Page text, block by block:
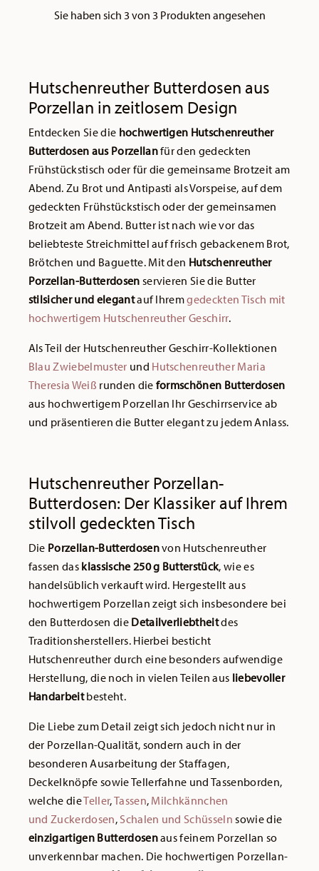
Sie haben sich 3 von 3 Produkten angesehen
Hutschenreuther Butterdosen aus
Porzellan in zeitlosem Design
Entdecken Sie die hochwertigen Hutschenreuther
Butterdosen aus Porzellanfür den gedeckten
Frühstückstisch oder für die gemeinsame Brotzeit am
Abend. Zu Brot und Antipasti als Vorspeise, auf dem
gedeckten Frühstückstisch oder der gemeinsamen
Brotzeit am Abend. Butter ist nach wie vor das
beliebteste Streichmittel auf frisch gebackenem Brot,
Brötchen und Baguette. Mit den Hutschenreuther
Porzellan-Butterdosen servieren Sie die Butter
stilsicher und elegantauf Ihremgedeckten Tisch mit
hochwertigem Hutschenreuther Geschirr.
Als Teil der Hutschenreuther Geschirr-Kollektionen
Blau Zwiebelmuster und Hutschenreuther Maria
Theresia Weiß runden die formschönen Butterdosen
aus hochwertigem Porzellan Ihr Geschirrservice ab
und präsentieren die Butter elegant zu jedem Anlass.
Hutschenreuther Porzellan-
Butterdosen: Der Klassiker auf Ihrem
stilvoll gedeckten Tisch
Die Porzellan-Butterdosenvon Hutschenreuther
fassen das klassische 250 g Butterstück, wie es
handelsüblich verkauft wird. Hergestellt aus
hochwertigem Porzellan zeigt sich insbesondere bei
den Butterdosen die Detailverliebtheitdes
Traditionsherstellers. Hierbei besticht
Hutschenreuther durch eine besonders aufwendige
Herstellung, die noch in vielen Teilen aus liebevoller
Handarbeitbesteht.
Die Liebe zum Detail zeigt sich jedoch nicht nur in
der Porzellan-Qualität, sondern auch in der
besonderen Ausarbeitung der Staffagen,
Deckelknöpfe sowie Tellerfahne und Tassenborden,
welche dieTeller,Tassen, Milchkännchen
und Zuckerdosen, Schalen und Schüsseln sowie die
einzigartigen Butterdosenaus feinem Porzellan so
unverkennbar machen. Die hochwertigen Porzellan-